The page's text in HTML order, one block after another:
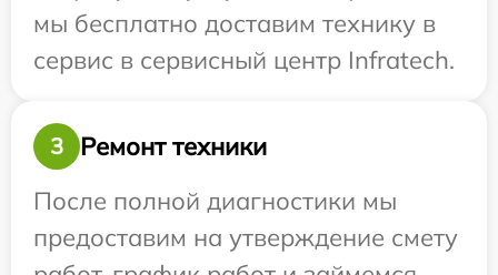
мы бесплатно доставим технику в
сервис в сервисный центр Infratech.
3
Ремонт техники
После полной диагностики мы
предоставим на утверждение смету